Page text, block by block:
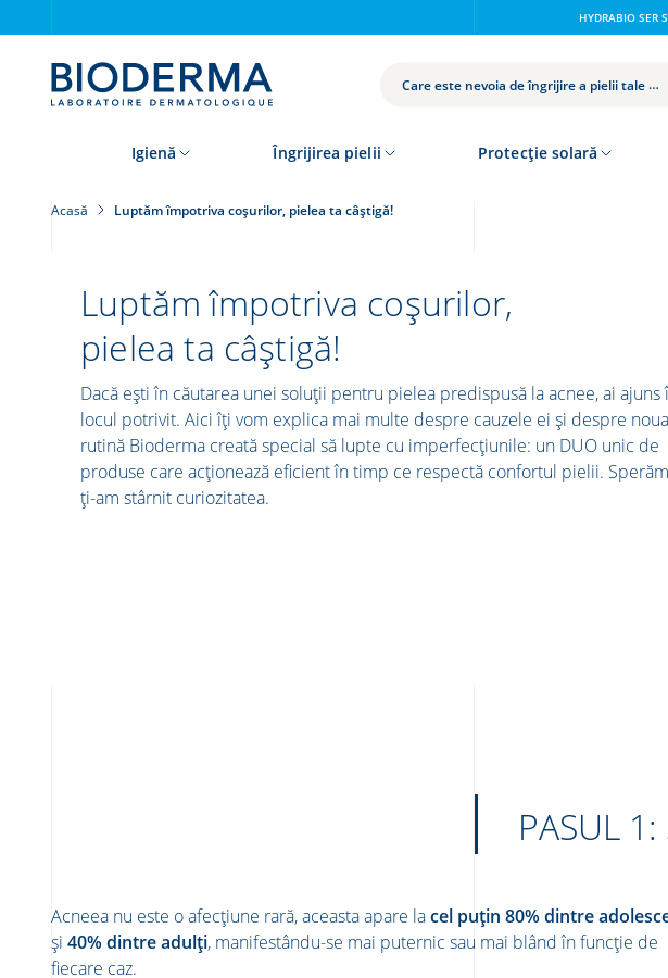
HYDRABIO SER
CAUTĂ
Igienă Îngrijirea pielii Protecție solară
Acasă Luptăm împotriva coșurilor, pielea ta câștigă!
Luptăm împotriva coșurilor,
pielea ta câștigă!
Dacă ești în căutarea unei soluții pentru pielea predispusă la acnee, ai ajuns
locul potrivit. Aici îți vom explica mai multe despre cauzele ei și despre noua
rutină Bioderma creată special să lupte cu imperfecțiunile: un DUO unic de
produse care acționează eficient în timp ce respectă confortul pielii.
ți-am stârnit curiozitatea.
PASUL
Acneea nu este o afecțiune rară, aceasta apare lacel puțin 80% dintre
și 40% dintre adulți, manifestându-se mai puternic sau mai blând în funcție de
fiecare caz. ​